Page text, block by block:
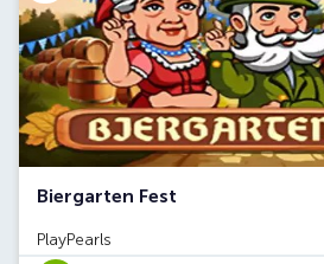
Biergarten Fest
PlayPearls